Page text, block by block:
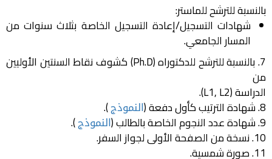
بالنسبة للترشح للماستر:
شهادات التسجيل/إعادة التسجيل الخاصة بثلاث سنوات من
المسار الجامعي.
7. بالنسبة للترشح للدكتوراه (Ph.D) كشوف نقاط السنتين الأوليين
من
الدراسة (L1, L2).
8. شهادة الترتيب كأول دفعة ( النموذج).
9. شهادة عدد النجوم الخاصة بالطالب ( النموذج).
10. نسخة من الصفحة الأولى لجواز السفر.
11. صورة شمسية.